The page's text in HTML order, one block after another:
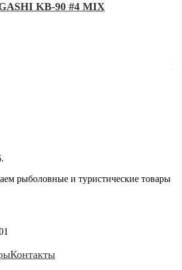
KB-90 #4 MIX
рыболовные и туристические товары
Контакты